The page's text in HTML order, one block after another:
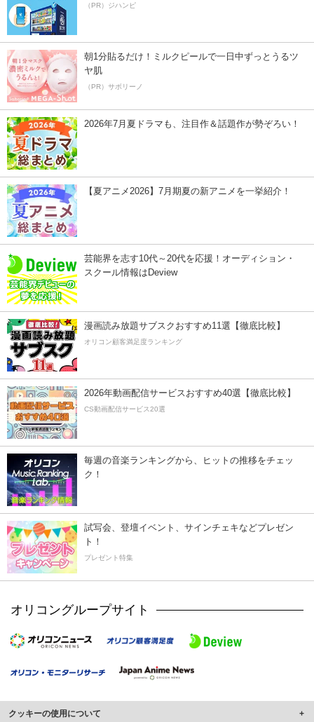
（PR）ジハンピ
朝1分貼るだけ！ミルクピールで一日中ずっとうるツ
ヤ肌
（PR）サボリーノ
2026年7月夏ドラマも、注目作＆話題作が勢ぞろい！
【夏アニメ2026】7月期夏の新アニメを一挙紹介！
芸能界を志す10代～20代を応援！オーディション・
スクール情報はDeview
漫画読み放題サブスクおすすめ11選【徹底比較】
オリコン顧客満足度ランキング
2026年動画配信サービスおすすめ40選【徹底比較】
CS動画配信サービス20選
毎週の音楽ランキングから、ヒットの推移をチェッ
ク！
試写会、登壇イベント、サインチェキなどプレゼン
ト！
プレゼント特集
オリコングループサイト
クッキーの使用について